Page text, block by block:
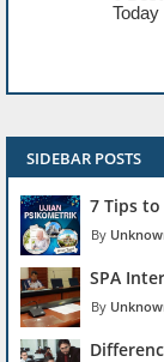
SIDEBAR POSTS
7 Tips to
SPA